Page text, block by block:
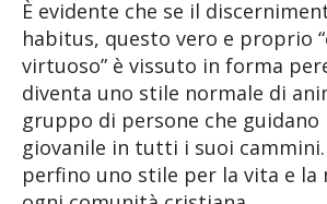
È evidente che se il
habitus, questo vero e proprio
virtuoso” è vissuto in forma
diventa uno stile normale di
gruppo di persone che guidano
giovanile in tutti i suoi
perfino uno stile per la vita e la